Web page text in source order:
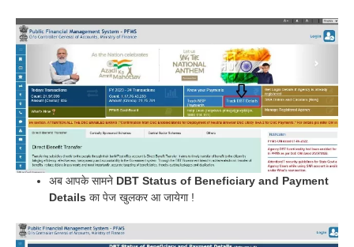
अब आपके सामने DBT Status of Beneficiary and Payment
Details का पेज खुलकर आ जायेगा !